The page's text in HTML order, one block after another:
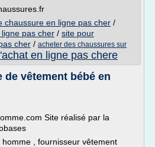
chaussure en ligne pas cher /
pas cher / site pour
cher / acheter des chaussures sur
en ligne pas chere
vêtement bébé en
Site réalisé par la
, fournisseur vêtement